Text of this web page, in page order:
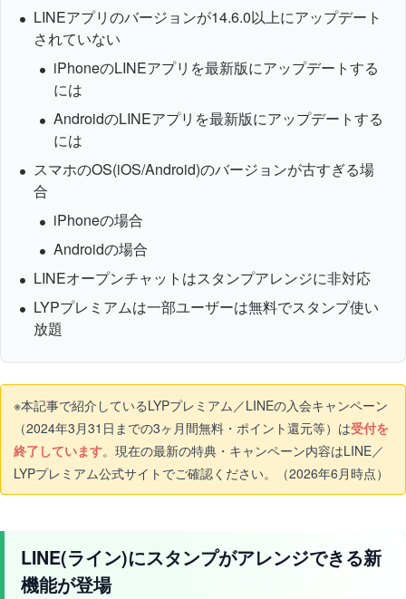
LINEアプリのバージョンが14.6.0以上にアップデート
されていない
iPhoneのLINEアプリを最新版にアップデートする
には
AndroidのLINEアプリを最新版にアップデートする
には
スマホのOS(iOS/Android)のバージョンが古すぎる場
合
iPhoneの場合
Androidの場合
LINEオープンチャットはスタンプアレンジに非対応
LYPプレミアムは一部ユーザーは無料でスタンプ使い
放題
※本記事で紹介しているLYPプレミアム／LINEの入会キャンペーン
（2024年3月31日までの3ヶ月間無料・ポイント還元等）は受付を
終了しています。現在の最新の特典・キャンペーン内容はLINE／
LYPプレミアム公式サイトでご確認ください。（2026年6月時点）
LINE(ライン)にスタンプがアレンジできる新
機能が登場